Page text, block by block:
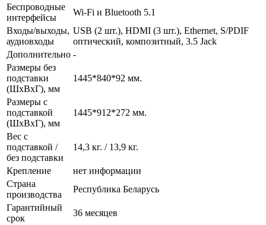
Беспроводные
интерфейсы
Wi-Fi и Bluetooth 5.1
Входы/выходы,
аудиовходы
USB (2 шт.), HDMI (3 шт.), Ethernet, S/PDIF
оптический, композитный, 3.5 Jack
Дополнительно -
Размеры без
подставки
(ШxВxГ), мм
1445*840*92 мм.
Размеры с
подставкой
(ШxВxГ), мм
1445*912*272 мм.
Вес с
подставкой /
без подставки
14,3 кг. / 13,9 кг.
Крепление
нет информации
Страна
производства
Республика Беларусь
Гарантийный
срок
36 месяцев